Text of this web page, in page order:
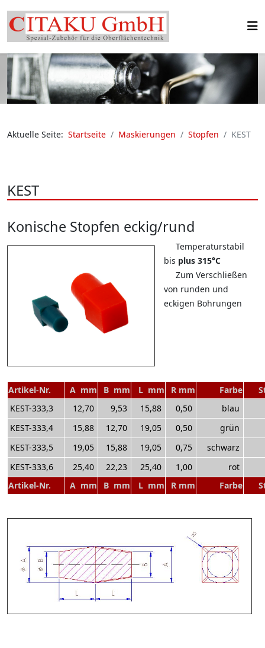
Aktuelle Seite: Startseite Maskierungen Stopfen KEST
KEST
Konische Stopfen eckig/rund
Temperaturstabil
bis plus 315°C
Zum Verschließen
von runden und
eckigen Bohrungen
Artikel-Nr. A mm B mm L mm R mm Farbe
Artikel-Nr. A mm B mm L mm R mm Farbe
KEST-333,3 12,70 9,53 15,88 0,50
blau
KEST-333,4
15,88 12,70 19,05 0,50
grün
KEST-333,5
19,05 15,88 19,05 0,75
schwarz
KEST-333,6
25,40 22,23 25,40 1,00 rot